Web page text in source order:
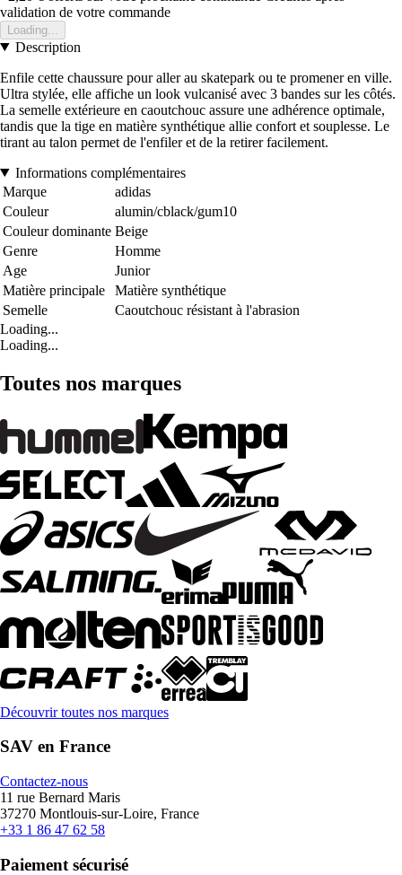
validation de votre commande
Loading...
Description
Enfile cette chaussure pour aller au skatepark ou te promener en ville.
Ultra stylée, elle affiche un look vulcanisé avec 3 bandes sur les côtés.
La semelle extérieure en caoutchouc assure une adhérence optimale,
tandis que la tige en matière synthétique allie confort et souplesse. Le
tirant au talon permet de l'enfiler et de la retirer facilement.
Informations complémentaires
Marque
adidas
Couleur
alumin/cblack/gum10
Couleur dominante Beige
Genre
Homme
Age
Junior
Matière principale
Matière synthétique
Semelle
Caoutchouc résistant à l'abrasion
Loading...
Loading...
Toutes nos marques
Découvrir toutes nos marques
SAV en France
Contactez-nous
11 rue Bernard Maris
37270 Montlouis-sur-Loire, France
+33 1 86 47 62 58
Paiement sécurisé